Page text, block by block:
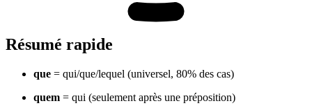
Résumé rapide
que = qui/que/lequel (universel, 80% des cas)
quem = qui (seulement après une préposition)